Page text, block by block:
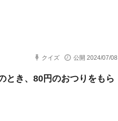
クイズ 公開 2024/07/08
とき、80円のおつりをもら